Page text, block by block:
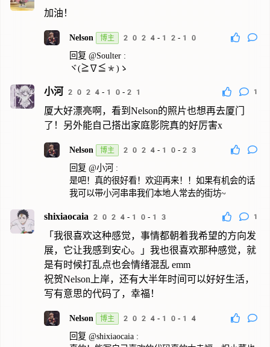
加油！
Nelson 博主 2024-12-10
回复 @Soulter:
ヾ(≧∇≦*)ゝ
小河 2024-10-21 1
厦大好漂亮啊，看到Nelson的照片也想再去厦门
了！另外能自己搭出家庭影院真的好厉害x
Nelson 博主 2024-10-23
回复 @小河 :
是吧！真的很好看！欢迎再来！！如果有机会的话
我可以带小河串串我们本地人常去的街坊~
shixiaocaia 2024-10-13 1
「我很喜欢这种感觉，事情都朝着我希望的方向发
展，它让我感到安心。」我也很喜欢那种感觉，就
是有时候打乱点也会情绪混乱 emm
祝贺Nelson上岸，还有大半年时间可以好好生活，
写有意思的代码了，幸福！
Nelson 博主 2024-10-14
回复 @shixiaocaia: